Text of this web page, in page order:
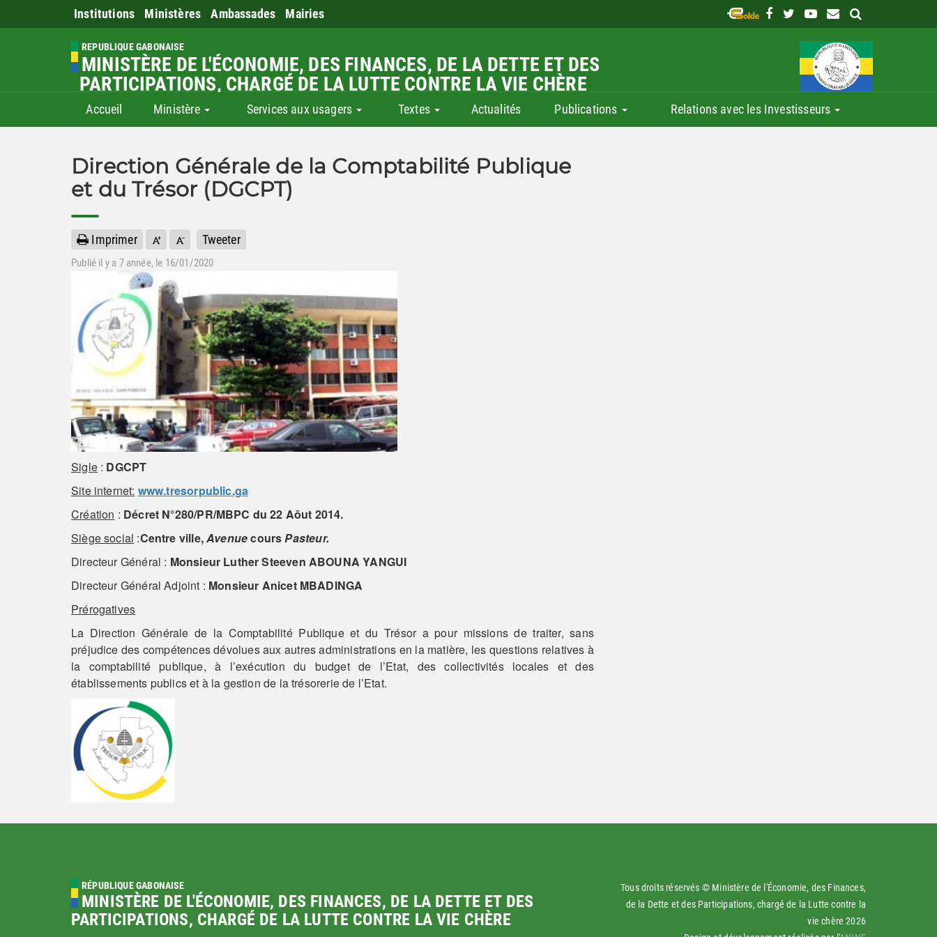
Institutions Ministères Ambassades Mairies
REPUBLIQUE GABONAISE
MINISTÈRE DE L'ÉCONOMIE, DES FINANCES, DE LA DETTE ET DES
PARTICIPATIONS, CHARGÉ DE LA LUTTE CONTRE LA VIE CHÈRE
Accueil Ministère Services aux usagers Textes Actualités Publications Relations avec les Investisseurs
Direction Générale de la Comptabilité Publique
et du Trésor (DGCPT)
Imprimer Tweeter
Publié il y a 7 année, le 16/01/2020
Sigle: DGCPT
Site internet: www.tresorpublic.ga
Création : Décret N°280/PR/MBPC du 22 Aôut 2014.
Siège social :Centre ville,AvenuecoursPasteur.
Directeur Général : Monsieur Luther Steeven ABOUNA YANGUI
Directeur Général Adjoint : Monsieur Anicet MBADINGA
Prérogatives
La Direction Générale de la Comptabilité Publique et du Trésor a pour missions de traiter, sans
préjudice des compétences dévolues aux autres administrations en la matière, les questions relatives à
la comptabilité publique, à l’exécution du budget de l’Etat, des collectivités locales et des
établissements publics et à la gestion de la trésorerie de l’Etat.
RÉPUBLIQUE GABONAISE
MINISTÈRE DE L'ÉCONOMIE, DES FINANCES, DE LA DETTE ET DES
PARTICIPATIONS, CHARGÉ DE LA LUTTE CONTRE LA VIE CHÈRE
Tous droits réservés © Ministère de l'Économie, des Finances,
de la Dette et des Participations, chargé de la Lutte contre la
vie chère2026